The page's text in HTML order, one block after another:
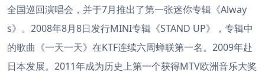
全国巡回演唱会，并于7月推出了第一张迷你专辑《Alway
s》。2008年8月8日发行MINI专辑《STAND UP》，专辑中
的歌曲《一天一天》在KTF连续六周蝉联第一名。2009年赴
日本发展。2011年成为历史上第一个获得MTV欧洲音乐大奖